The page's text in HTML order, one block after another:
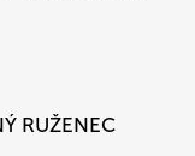
RUŽENEC